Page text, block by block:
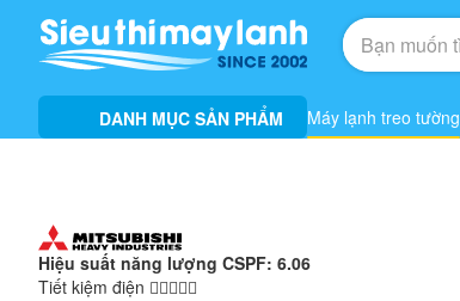
DANH MỤC SẢN PHẨM Máy lạnh treo tường
Hiệu suất năng lượng CSPF: 6.06
Tiết kiệm điện